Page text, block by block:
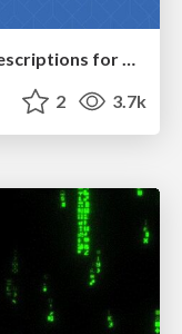
How to optimise 3,500 product descriptions for ecommerce in one day using ChatGPT
2 3.7k